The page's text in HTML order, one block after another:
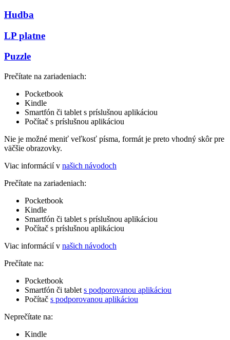
Hudba
LP platne
Puzzle
Prečítate na zariadeniach:
Pocketbook
Kindle
Smartfón či tablet s príslušnou aplikáciou
Počítač s príslušnou aplikáciou
Nie je možné meniť veľkosť písma, formát je preto vhodný skôr pre
väčšie obrazovky.
Viac informácií v našich návodoch
Prečítate na zariadeniach:
Pocketbook
Kindle
Smartfón či tablet s príslušnou aplikáciou
Počítač s príslušnou aplikáciou
Viac informácií v našich návodoch
Prečítate na:
Pocketbook
Smartfón či tablet s podporovanou aplikáciou
Počítač s podporovanou aplikáciou
Neprečítate na:
Kindle